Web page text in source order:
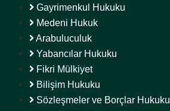
Gayrimenkul Hukuku
Medeni Hukuk
Arabuluculuk
Yabancılar Hukuku
Fikri Mülkiyet
Bilişim Hukuku
Sözleşmeler ve Borçlar Hukuku